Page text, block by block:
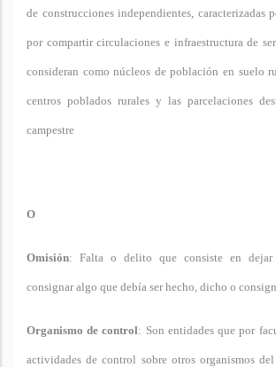
de construcciones independientes, caracterizadas
por compartir circulaciones e infraestructura de
consideran como núcleos de población en suelo
centros poblados rurales y las parcelaciones
campestre
O
Omisión: Falta o delito que consiste en dejar
consignar algo que debía ser hecho, dicho o
Organismo de control: Son entidades que por
actividades de control sobre otros organismos